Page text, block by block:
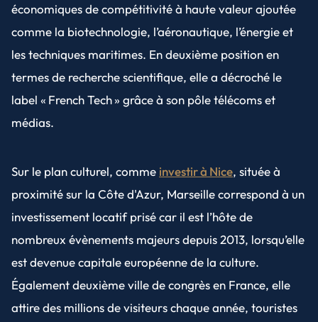
économiques de compétitivité à haute valeur ajoutée
comme la biotechnologie, l’aéronautique, l’énergie et
les techniques maritimes. En deuxième position en
termes de recherche scientifique, elle a décroché le
label « French Tech » grâce à son pôle télécoms et
médias.
Sur le plan culturel, comme investir à Nice, située à
proximité sur la Côte d'Azur, Marseille correspond à un
investissement locatif prisé car il est l’hôte de
nombreux évènements majeurs depuis 2013, lorsqu’elle
est devenue capitale européenne de la culture.
Également deuxième ville de congrès en France, elle
attire des millions de visiteurs chaque année, touristes